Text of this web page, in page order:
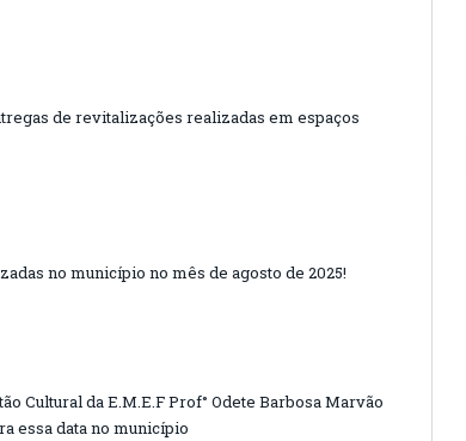
de revitalizações realizadas em espaços
no município no mês de agosto de 2025!
Cultural da E.M.E.F Prof° Odete Barbosa Marvão
essa data no município